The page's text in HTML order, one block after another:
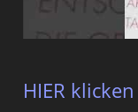
HIER klicken